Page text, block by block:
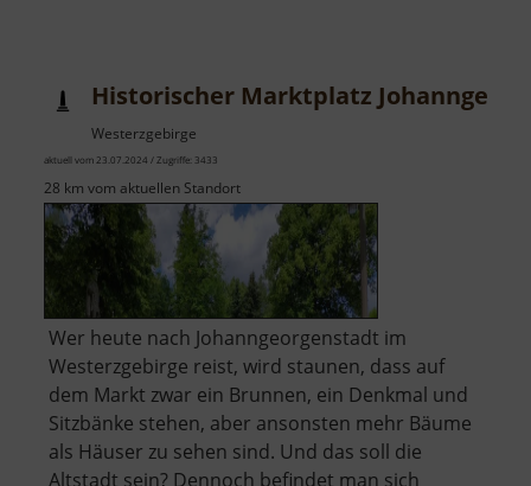
Historischer Marktplatz
Westerzgebirge
aktuell vom 23.07.2024 / Zugriffe: 3433
28 km vom aktuellen Standort
Wer heute nach Johanngeorgenstadt im
Westerzgebirge reist, wird staunen, dass auf
dem Markt zwar ein Brunnen, ein Denkmal und
Sitzbänke stehen, aber ansonsten mehr Bäume
als Häuser zu sehen sind. Und das soll die
Altstadt sein? Dennoch befindet man sich